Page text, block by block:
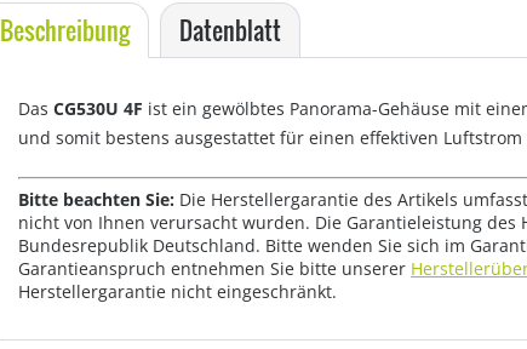
Beschreibung Datenblatt
Das CG530U 4F ist ein gewölbtes Panorama-Gehäuse mit
und somit bestens ausgestattet für einen effektiven
Bitte beachten Sie: Die Herstellergarantie des Artikels
nicht von Ihnen verursacht wurden. Die Garantieleistung
Bundesrepublik Deutschland. Bitte wenden Sie sich im
Garantieanspruch entnehmen Sie bitte unserer
Herstellergarantie nicht eingeschränkt.